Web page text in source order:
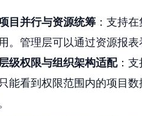
目并行与资源统筹：支持在
。管理层可以通过资源报
级权限与组织架构适配：支
能看到权限范围内的项目